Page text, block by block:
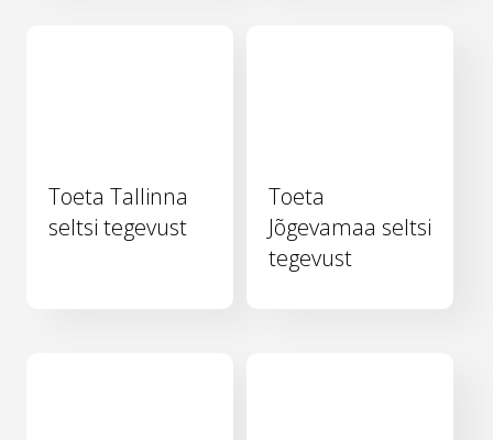
Toeta Tallinna
seltsi tegevust
Toeta
Jõgevamaa seltsi
tegevust